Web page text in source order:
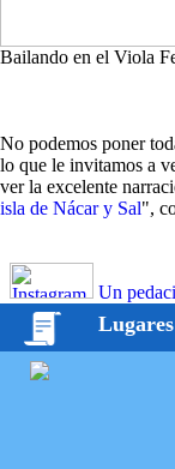
Bailando en el Viola
No podemos poner
lo que le invitamos a
ver la excelente
isla de Nácar y Sal",
Un
Lugares